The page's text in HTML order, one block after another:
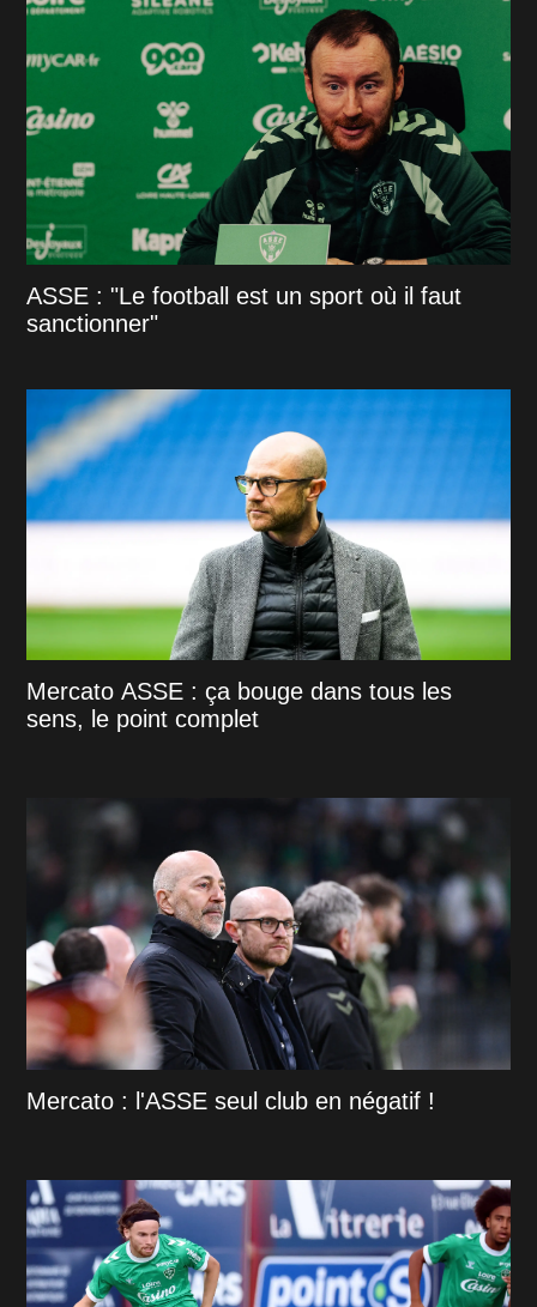
ASSE : "Le football est un sport où il faut
sanctionner"
Mercato ASSE : ça bouge dans tous les
sens, le point complet
Mercato : l'ASSE seul club en négatif !